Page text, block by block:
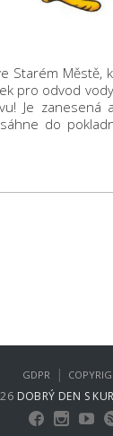
Starém
pro odvod
Je zanesená
do
DOBRÝ DEN S
GDPR |